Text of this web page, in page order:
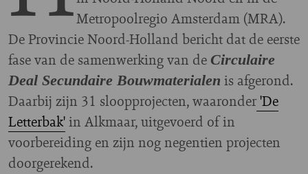
Metropoolregio Amsterdam (MRA).
De Provincie Noord-Holland bericht dat de eerste
fase van de samenwerking van de Circulaire
Deal Secundaire Bouwmaterialen is afgerond.
Daarbij zijn 31 sloopprojecten, waaronder'De
Letterbak'in Alkmaar, uitgevoerd of in
voorbereiding en zijn nog negentien projecten
doorgerekend.